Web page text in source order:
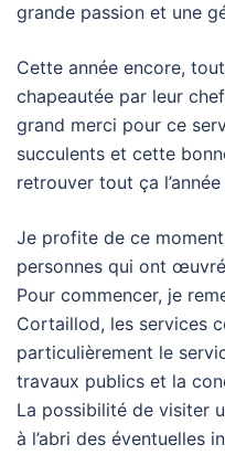
grande passion et une
Cette année encore,
chapeautée par leur
grand merci pour ce
succulents et cette
retrouver tout ça
Je profite de ce
personnes qui ont
Pour commencer, je
Cortaillod, les services
particulièrement le
travaux publics et la
La possibilité de visiter
à l’abri des éventuelles